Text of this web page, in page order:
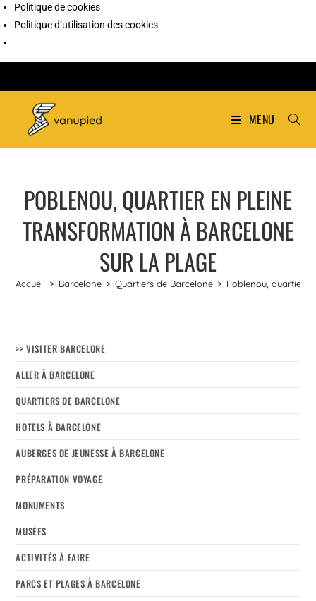
Politique de cookies
Politique d’utilisation des cookies
MENU
POBLENOU, QUARTIER EN PLEINE
TRANSFORMATION À BARCELONE
SUR LA PLAGE
Accueil > Barcelone > Quartiers de Barcelone > Poblenou, quartier
>> VISITER BARCELONE
ALLER À BARCELONE
QUARTIERS DE BARCELONE
HOTELS À BARCELONE
AUBERGES DE JEUNESSE À BARCELONE
PRÉPARATION VOYAGE
MONUMENTS
MUSÉES
ACTIVITÉS À FAIRE
PARCS ET PLAGES À BARCELONE